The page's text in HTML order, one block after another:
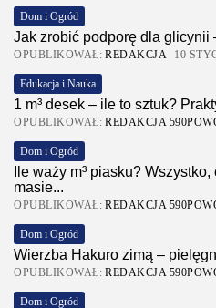
Dom i Ogród
Jak zrobić podporę dla glicynii
OPUBLIKOWAŁ: REDAKCJA 10
Edukacja i Nauka
1 m³ desek – ile to sztuk?
OPUBLIKOWAŁ: REDAKCJA
Dom i Ogród
Ile waży m³ piasku?
masie...
OPUBLIKOWAŁ: REDAKCJA
Dom i Ogród
Wierzba Hakuro zimą –
OPUBLIKOWAŁ: REDAKCJA
Dom i Ogród